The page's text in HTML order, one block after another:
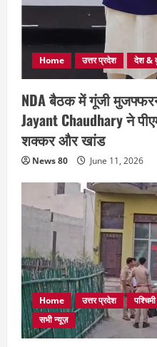
Home उत्तर प्रदेश देश &
NDA बैठक में गूंजी
Jayant Chaudhary ने
शक्कर और खांड
News 80 June 11, 2026
Home उत्तर प्रदेश
सभी न्यूज़